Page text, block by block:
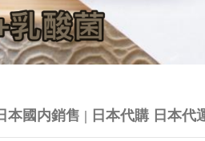
本國内銷售 | 日本代購 日本代